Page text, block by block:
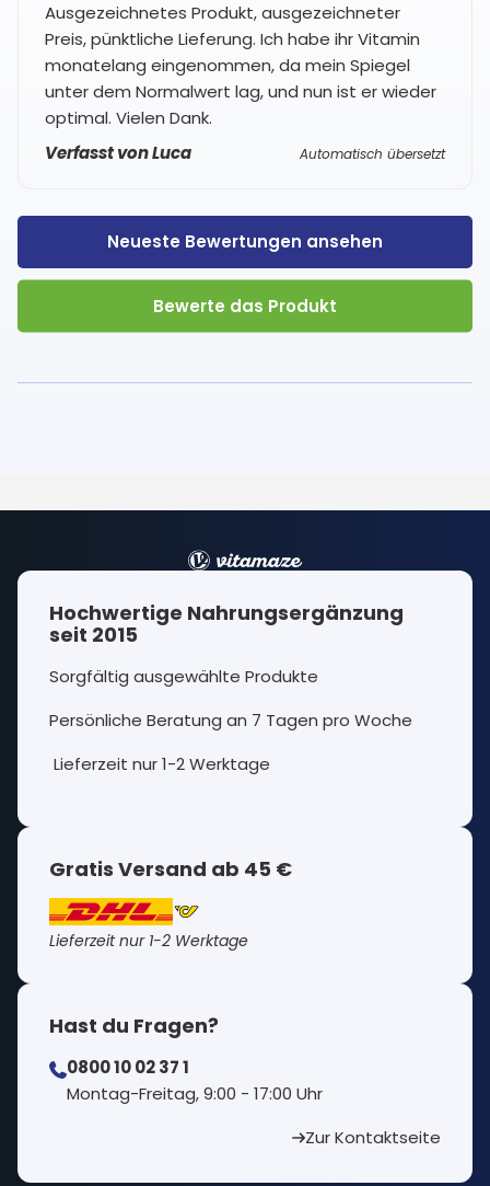
Ausgezeichnetes Produkt, ausgezeichneter
Preis, pünktliche Lieferung. Ich habe ihr Vitamin
monatelang eingenommen, da mein Spiegel
unter dem Normalwert lag, und nun ist er wieder
optimal. Vielen Dank.
Verfasst von Luca
Automatisch übersetzt
Neueste Bewertungen ansehen
Bewerte das Produkt
Hochwertige Nahrungsergänzung
seit 2015
Sorgfältig ausgewählte Produkte
Persönliche Beratung an 7 Tagen pro Woche
Lieferzeit nur 1-2 Werktage
Gratis Versand ab 45 €
Lieferzeit nur 1-2 Werktage
Hast du Fragen?
0800 10 02 37 1
⁠Montag-Freitag, 9:00 - 17:00 Uhr
Zur Kontaktseite